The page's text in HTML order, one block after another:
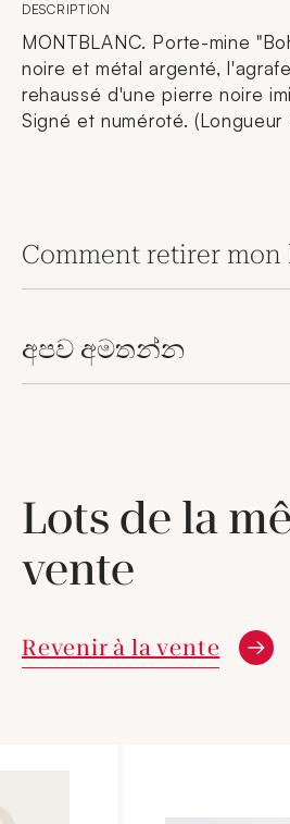
DESCRIPTION
MONTBLANC. Porte-mine
noire et métal argenté,
rehaussé d'une pierre noire
Signé et numéroté. (Longueur :
Comment retirer mon
අපව අමතන්න
Lots de la
vente
Revenir à la vente